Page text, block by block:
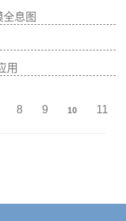
息图
用
8 9 10 11